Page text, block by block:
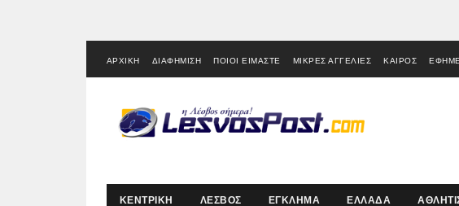
ΑΡΧΙΚΗ ΔΙΑΦΗΜΙΣΗ ΠΟΙΟΙ ΕΙΜΑΣΤΕ ΜΙΚΡΕΣ ΑΓΓΕΛΙΕΣ ΚΑΙΡΟΣ
ΚΕΝΤΡΙΚΗ ΛΕΣΒΟΣ ΕΓΚΛΗΜΑ ΕΛΛΑΔΑ